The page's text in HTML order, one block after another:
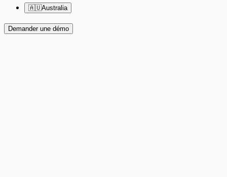
🇦🇺Australia
Demander une démo